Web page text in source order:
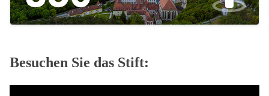
Besuchen Sie das Stift: